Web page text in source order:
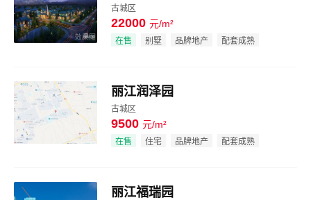
效果图
古城区
22000 元/m²
在售 别墅 品牌地产 配套成熟
效果图
丽江润泽园
古城区
9500 元/m²
在售 住宅 品牌地产 配套成熟
丽江福瑞园